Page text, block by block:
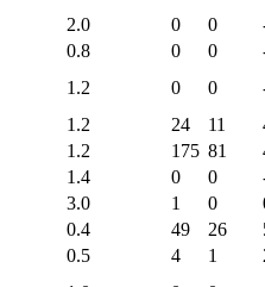
2.0 0 0
0.8 0 0
1.2 0 0
1.2 24 11
1.2 175 81
1.4 0 0
3.0 1 0
0.4 49 26
0.5 4 1